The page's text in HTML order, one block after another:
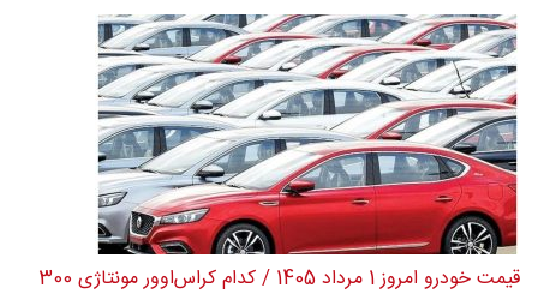
قیمت خودرو امروز 1 مرداد 1405 / کدام کراس‌اوور مونتاژی 300